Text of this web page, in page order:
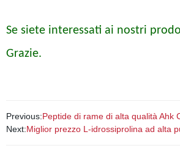
Se siete interessati ai nostri
Grazie.
Previous:Peptide di rame di alta qualità Ahk
Next:Miglior prezzo L-idrossiprolina ad alta